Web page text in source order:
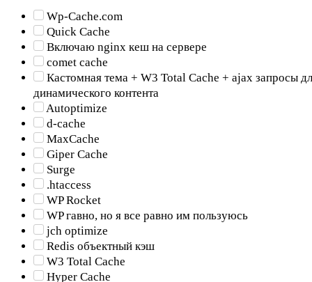
Wp-Cache.com
Quick Cache
Включаю nginx кеш на сервере
comet cache
Кастомная тема + W3 Total Cache + ajax запросы
динамического контента
Autoptimize
d-cache
MaxCache
Giper Cache
Surge
.htaccess
WP Rocket
WP гавно, но я все равно им пользуюсь
jch optimize
Redis объектный кэш
W3 Total Cache
Hyper Cache